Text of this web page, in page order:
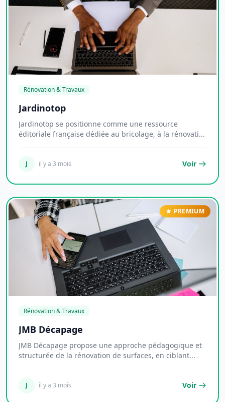
Rénovation & Travaux
Jardinotop
Jardinotop se positionne comme une ressource
éditoriale française dédiée au bricolage, à la rénovati...
J il y a 3 mois Voir
PREMIUM
Rénovation & Travaux
JMB Décapage
JMB Décapage propose une approche pédagogique et
structurée de la rénovation de surfaces, en ciblant...
J il y a 3 mois Voir